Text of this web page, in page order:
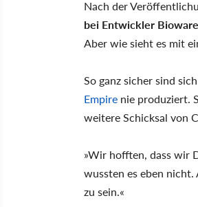
Nach der
bei Entwickler
Aber wie sieht es mit
So ganz sicher sind
Empire nie produziert.
weitere Schicksal von
»Wir hofften, dass wir
wussten es eben nicht.
zu sein.«